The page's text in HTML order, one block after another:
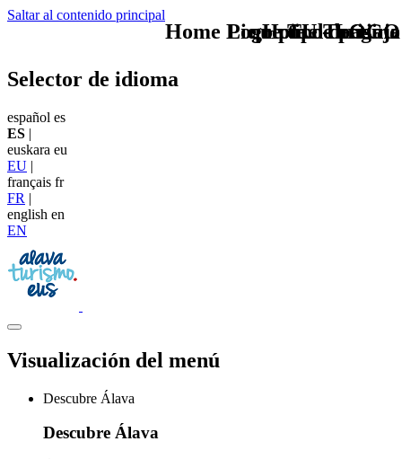
Saltar al contenido principal
TU - LOGO
Selector de idioma
español es
ES |
euskara eu
EU |
français fr
FR |
english en
EN
Visualización del menú
Descubre Álava
Descubre Álava
que tipo de viaje
Home Logo pie de página
Pie Home Turismo